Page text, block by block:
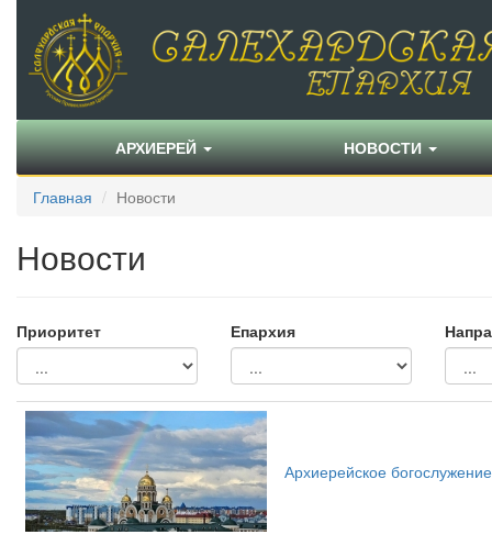
АРХИЕРЕЙ НОВОСТИ
Главная Новости
Новости
Приоритет Епархия
Архиерейское